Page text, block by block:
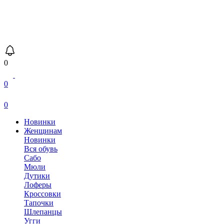
0
0
0
Новинки
Женщинам
Новинки
Вся обувь
Сабо
Мюли
Дутики
Лоферы
Кроссовки
Тапочки
Шлепанцы
Угги